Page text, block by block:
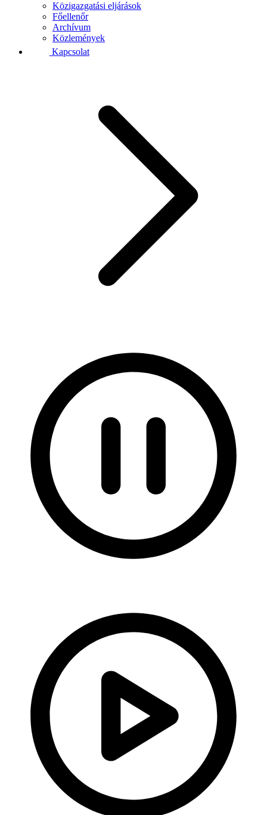
Közigazgatási eljárások
Főellenőr
Archívum
Közlemények
Kapcsolat